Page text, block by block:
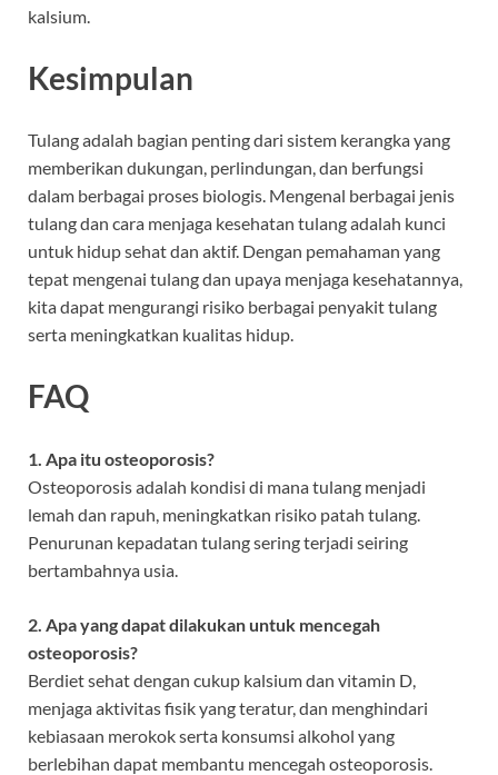
kalsium.
Kesimpulan
Tulang adalah bagian penting dari sistem kerangka yang
memberikan dukungan, perlindungan, dan berfungsi
dalam berbagai proses biologis. Mengenal berbagai jenis
tulang dan cara menjaga kesehatan tulang adalah kunci
untuk hidup sehat dan aktif. Dengan pemahaman yang
tepat mengenai tulang dan upaya menjaga kesehatannya,
kita dapat mengurangi risiko berbagai penyakit tulang
serta meningkatkan kualitas hidup.
FAQ
1. Apa itu osteoporosis?
Osteoporosis adalah kondisi di mana tulang menjadi
lemah dan rapuh, meningkatkan risiko patah tulang.
Penurunan kepadatan tulang sering terjadi seiring
bertambahnya usia.
2. Apa yang dapat dilakukan untuk mencegah
osteoporosis?
Berdiet sehat dengan cukup kalsium dan vitamin D,
menjaga aktivitas fisik yang teratur, dan menghindari
kebiasaan merokok serta konsumsi alkohol yang
berlebihan dapat membantu mencegah osteoporosis.